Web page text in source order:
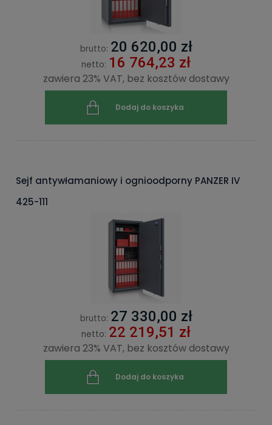
brutto: 20 620,00 zł
netto: 16 764,23 zł
zawiera 23% VAT, bez kosztów dostawy
Dodaj do koszyka
Sejf antywłamaniowy i ognioodporny PANZER IV
425-111
brutto: 27 330,00 zł
netto: 22 219,51 zł
zawiera 23% VAT, bez kosztów dostawy
Dodaj do koszyka